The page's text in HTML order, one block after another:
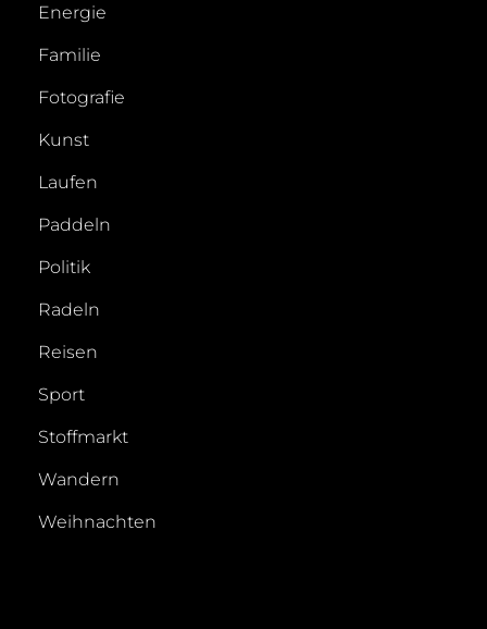
Energie
Familie
Fotografie
Kunst
Laufen
Paddeln
Politik
Radeln
Reisen
Sport
Stoffmarkt
Wandern
Weihnachten